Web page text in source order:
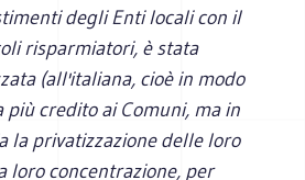
degli Enti locali con il
risparmiatori, è stata
(all'italiana, cioè in modo
più credito ai Comuni, ma in
la privatizzazione delle loro
loro concentrazione, per